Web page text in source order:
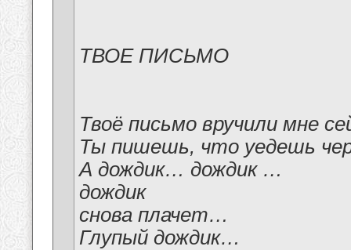
ТВОЕ ПИСЬМО
Твоё письмо вручили мне
Ты пишешь, что уедешь
А дождик… дождик …
дождик
снова плачет…
Глупый дождик…